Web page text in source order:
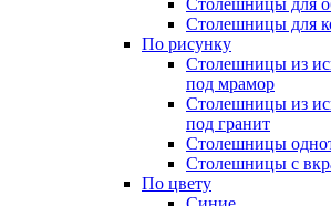
Столешницы для
Столешницы для
По рисунку
Столешницы из
под мрамор
Столешницы из
под гранит
Столешницы
Столешницы с
По цвету